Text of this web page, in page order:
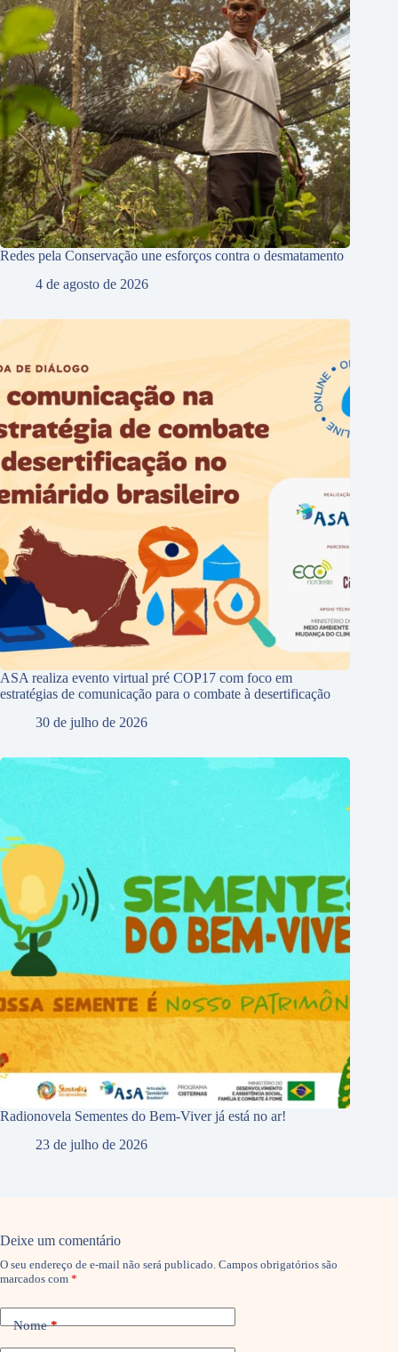
Redes pela Conservação une esforços contra o desmatamento
4 de agosto de 2026
ASA realiza evento virtual pré COP17 com foco em
estratégias de comunicação para o combate à desertificação
30 de julho de 2026
Radionovela Sementes do Bem-Viver já está no ar!
23 de julho de 2026
Deixe um comentário
O seu endereço de e-mail não será publicado. Campos obrigatórios são
marcados com *
Nome*